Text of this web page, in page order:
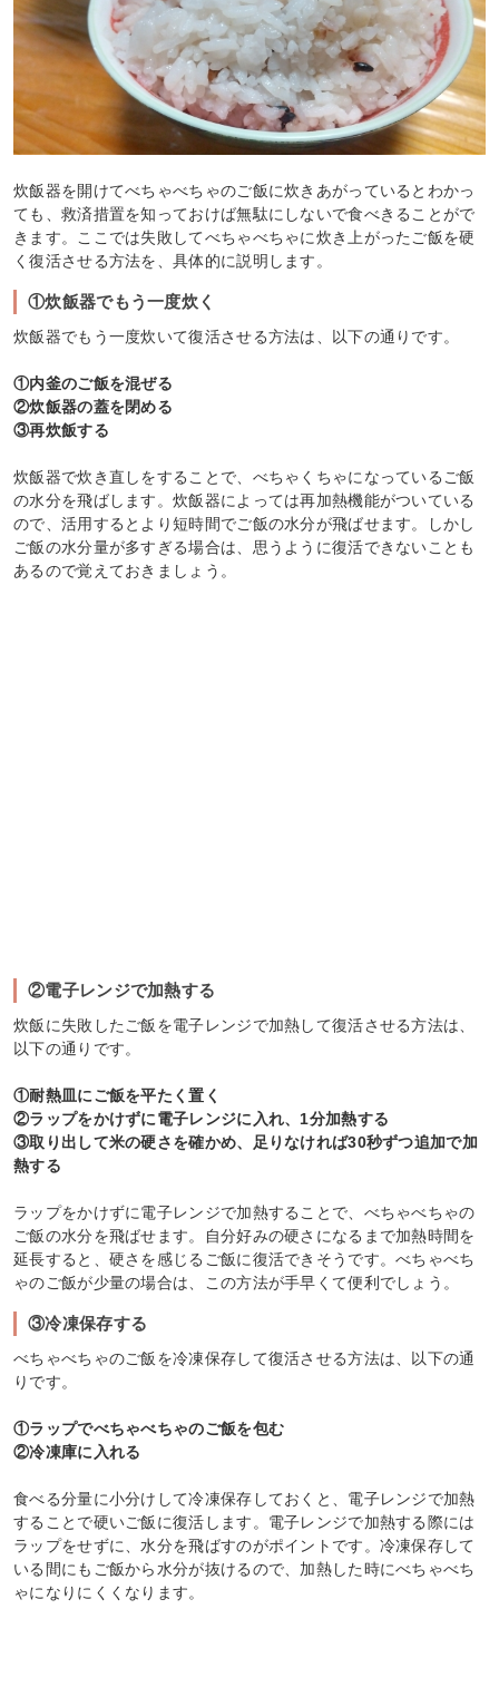
炊飯器を開けてべちゃべちゃのご飯に炊きあがっているとわかっ
ても、救済措置を知っておけば無駄にしないで食べきることがで
きます。ここでは失敗してべちゃべちゃに炊き上がったご飯を硬
く復活させる方法を、具体的に説明します。
①炊飯器でもう一度炊く
炊飯器でもう一度炊いて復活させる方法は、以下の通りです。
①内釜のご飯を混ぜる
②炊飯器の蓋を閉める
③再炊飯する
炊飯器で炊き直しをすることで、べちゃくちゃになっているご飯
の水分を飛ばします。炊飯器によっては再加熱機能がついている
ので、活用するとより短時間でご飯の水分が飛ばせます。しかし
ご飯の水分量が多すぎる場合は、思うように復活できないことも
あるので覚えておきましょう。
②電子レンジで加熱する
炊飯に失敗したご飯を電子レンジで加熱して復活させる方法は、
以下の通りです。
①耐熱皿にご飯を平たく置く
②ラップをかけずに電子レンジに入れ、1分加熱する
③取り出して米の硬さを確かめ、足りなければ30秒ずつ追加で加
熱する
ラップをかけずに電子レンジで加熱することで、べちゃべちゃの
ご飯の水分を飛ばせます。自分好みの硬さになるまで加熱時間を
延長すると、硬さを感じるご飯に復活できそうです。べちゃべち
ゃのご飯が少量の場合は、この方法が手早くて便利でしょう。
③冷凍保存する
べちゃべちゃのご飯を冷凍保存して復活させる方法は、以下の通
りです。
①ラップでべちゃべちゃのご飯を包む
②冷凍庫に入れる
食べる分量に小分けして冷凍保存しておくと、電子レンジで加熱
することで硬いご飯に復活します。電子レンジで加熱する際には
ラップをせずに、水分を飛ばすのがポイントです。冷凍保存して
いる間にもご飯から水分が抜けるので、加熱した時にべちゃべち
ゃになりにくくなります。